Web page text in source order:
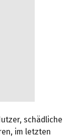
schädliche
im letzten